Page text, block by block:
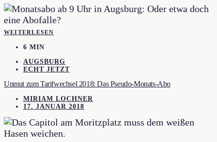
WEITERLESEN
6 MIN
AUGSBURG
ECHT JETZT
Unmut zum Tarifwechsel 2018: Das Pseudo-Monats-Abo
MIRIAM LOCHNER
17. JANUAR 2018